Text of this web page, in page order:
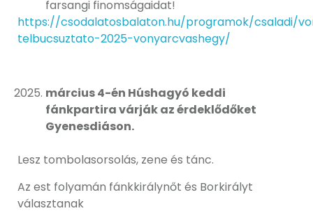
farsangi finomságaidat!
https://csodalatosbalaton.hu/programok/csaladi/
telbucsuztato-2025-vonyarcvashegy/
március 4-én Húshagyó keddi
fánkpartira várják az érdeklődőket
Gyenesdiáson.
Lesz tombolasorsolás, zene és tánc.
Az est folyamán fánkkirálynőt és Borkirályt
választanak